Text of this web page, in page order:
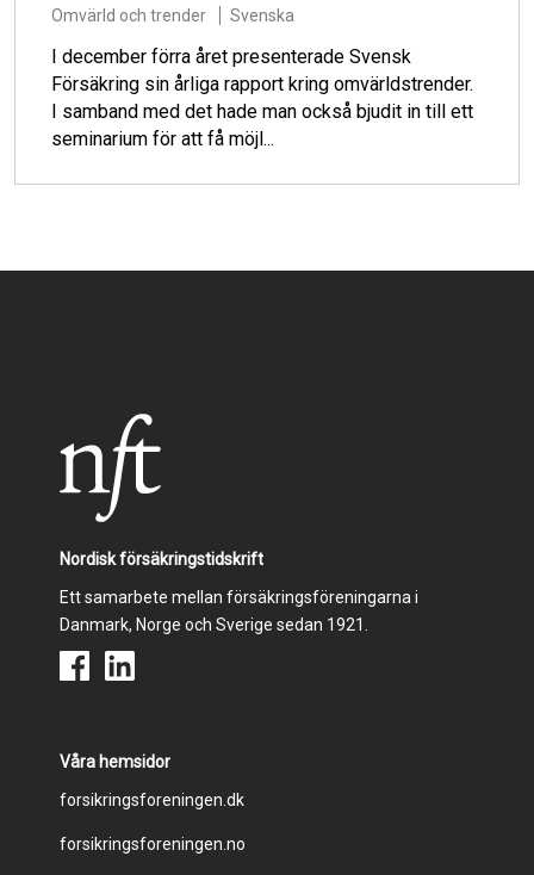
Omvärld och trender Svenska
I december förra året presenterade Svensk
Försäkring sin årliga rapport kring omvärldstrender.
I samband med det hade man också bjudit in till ett
seminarium för att få möjl...
Nordisk försäkringstidskrift
Ett samarbete mellan försäkringsföreningarna i
Danmark, Norge och Sverige sedan 1921.
Våra hemsidor
Footer
menu
forsikringsforeningen.dk
forsikringsforeningen.no